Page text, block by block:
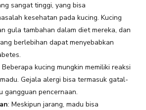
sangat tinggi, yang bisa
kesehatan pada kucing. Kucing
gula tambahan dalam diet mereka, dan
berlebihan dapat menyebabkan
Beberapa kucing mungkin memiliki reaksi
Gejala alergi bisa termasuk gatal-
gangguan pencernaan.
: Meskipun jarang, madu bisa